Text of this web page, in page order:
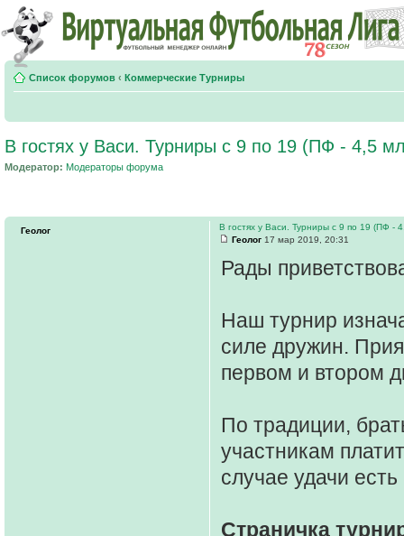
Список форумов ‹ Коммерческие Турниры
В гостях у Васи. Турниры с 9 по 19 (ПФ - 4,5
Модератор: Модераторы форума
В гостях у Васи. Турниры с 9 по 19 (ПФ -
Геолог 17 мар 2019, 20:31
Рады
Наш турнир
силе дружин.
первом и втором
По традиции,
участникам
случае удачи
Страничка
Геолог